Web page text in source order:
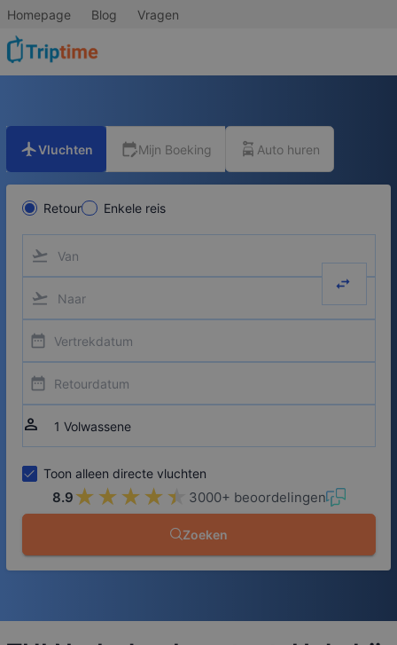
Homepage Blog Vragen
flightVluchten edit_calendarMijn Boeking car_rental Auto huren
Retour Enkele reis
flight_takeoff
flight_takeoff
date_range
date_range
person
Toon alleen directe vluchten
8.9 ★★★★★
★★★★★ 3000+ beoordelingen
Zoeken